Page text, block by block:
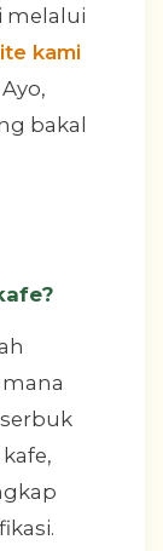
melalui
kami
bakal